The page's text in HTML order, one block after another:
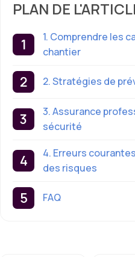
PLAN DE
1. Comprendre les
chantier
2. Stratégies de
3. Assurance
sécurité
4. Erreurs
des risques
FAQ